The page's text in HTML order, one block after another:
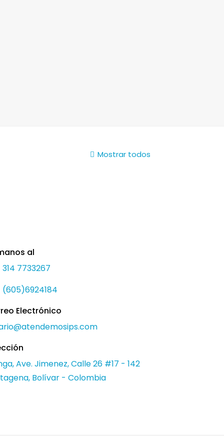
Mostrar todos
al
7733267
(605)6924184
Electrónico
Ave. Jimenez, Calle 26 #17 - 142
Bolívar - Colombia